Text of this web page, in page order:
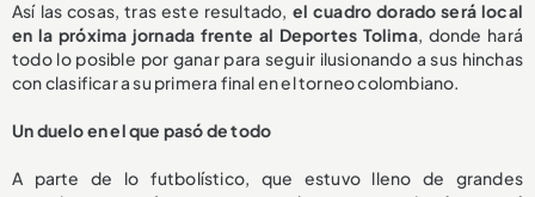
Así las cosas, tras este resultado, el cuadro dorado será local
en la próxima jornada frente al Deportes Tolima, donde hará
todo lo posible por ganar para seguir ilusionando a sus hinchas
con clasificar a su primera final en el torneo colombiano.
Un duelo en el que pasó de todo
A parte de lo futbolístico, que estuvo lleno de grandes